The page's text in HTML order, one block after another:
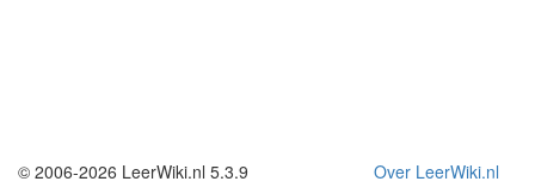
Over LeerWiki.nl
© 2006-2026 LeerWiki.nl 5.3.9